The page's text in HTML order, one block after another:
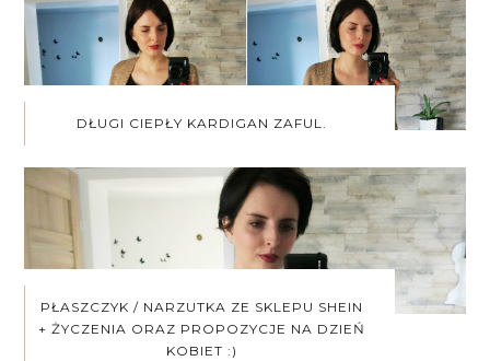
DŁUGI CIEPŁY KARDIGAN ZAFUL.
PŁASZCZYK / NARZUTKA ZE SKLEPU SHEIN
+ ŻYCZENIA ORAZ PROPOZYCJE NA DZIEŃ
KOBIET :)